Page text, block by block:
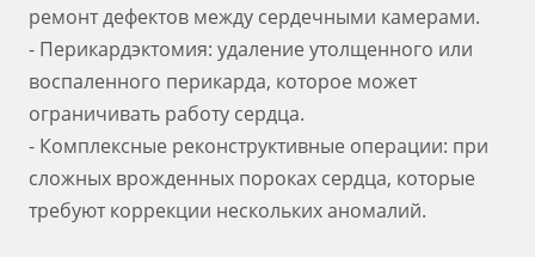
ремонт дефектов между сердечными камерами.
- Перикардэктомия: удаление утолщенного или
воспаленного перикарда, которое может
ограничивать работу сердца.
- Комплексные реконструктивные операции: при
сложных врожденных пороках сердца, которые
требуют коррекции нескольких аномалий.